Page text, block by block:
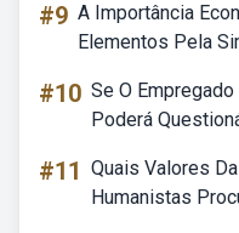
#9 A Importância
Elementos Pela
#10 Se O
Poderá
#11 Quais Valores
Humanistas